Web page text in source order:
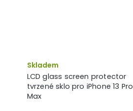
LCD glass screen protector
tvrzené sklo pro iPhone 13 Pro
Max
Skladem